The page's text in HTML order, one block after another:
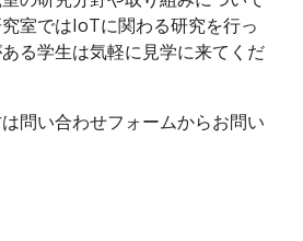
室ではIoTに関わる研究を行っ
る学生は気軽に見学に来てくだ
問い合わせフォームからお問い